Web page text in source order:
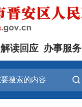
解读回应 办事服务